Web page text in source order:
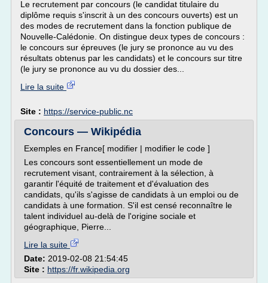
Le recrutement par concours (le candidat titulaire du
diplôme requis s'inscrit à un des concours ouverts) est un
des modes de recrutement dans la fonction publique de
Nouvelle-Calédonie. On distingue deux types de concours :
le concours sur épreuves (le jury se prononce au vu des
résultats obtenus par les candidats) et le concours sur titre
(le jury se prononce au vu du dossier des...
Lire la suite
Site : https://service-public.nc
Concours — Wikipédia
Exemples en France[ modifier | modifier le code ]
Les concours sont essentiellement un mode de
recrutement visant, contrairement à la sélection, à
garantir l'équité de traitement et d'évaluation des
candidats, qu'ils s'agisse de candidats à un emploi ou de
candidats à une formation. S'il est censé reconnaître le
talent individuel au-delà de l'origine sociale et
géographique, Pierre...
Lire la suite
Date: 2019-02-08 21:54:45
Site : https://fr.wikipedia.org